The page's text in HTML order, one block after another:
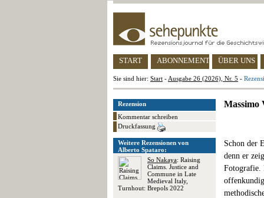
START ABONNEMENT ÜBER UNS
Sie sind hier: Start - Ausgabe 26 (2026), Nr. 5 -
Rezension
Kommentar schreiben
Druckfassung
Weitere Rezensionen von
Alberto Spataro:
So Nakaya: Raising
Claims. Justice and
Commune in Late
Medieval Italy,
Turnhout: Brepols 2022
Massimo
Schon der
denn er
Fotografie.